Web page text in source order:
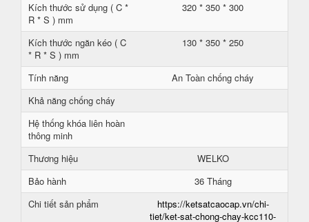
Kích thước sử dụng ( C *
R * S ) mm
320 * 350 * 300
Kích thước ngăn kéo ( C
* R * S ) mm
130 * 350 * 250
Tính năng
An Toàn chống cháy
Khả năng chống cháy
Hệ thống khóa liên hoàn
thông minh
Thương hiệu
WELKO
Bảo hành
36 Tháng
Chi tiết sản phẩm
https://ketsatcaocap.vn/chi-
tiet/ket-sat-chong-chay-kcc110-